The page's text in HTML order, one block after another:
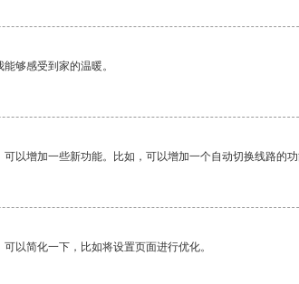
够感受到家的温暖。
以增加一些新功能。比如，可以增加一个自动切换线路的
以简化一下，比如将设置页面进行优化。